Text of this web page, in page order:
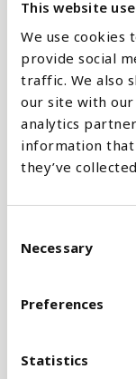
This website
We use cookies
provide social
traffic. We also
our site with our
analytics
information
they’ve
Necessary
Preferences
Statistics
Sammenligne
menneskelig
interessant at
goderne er
IHDI være
forskelle